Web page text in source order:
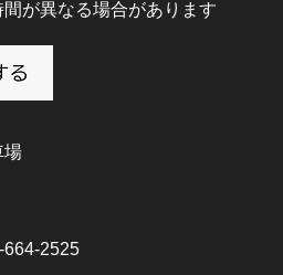
が異なる場合があります
場
664-2525